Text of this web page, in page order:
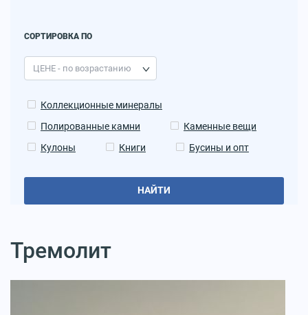
СОРТИРОВКА ПО
Коллекционные минералы
Полированные камни
Каменные вещи
Кулоны
Книги Бусины и опт
НАЙТИ
Тремолит